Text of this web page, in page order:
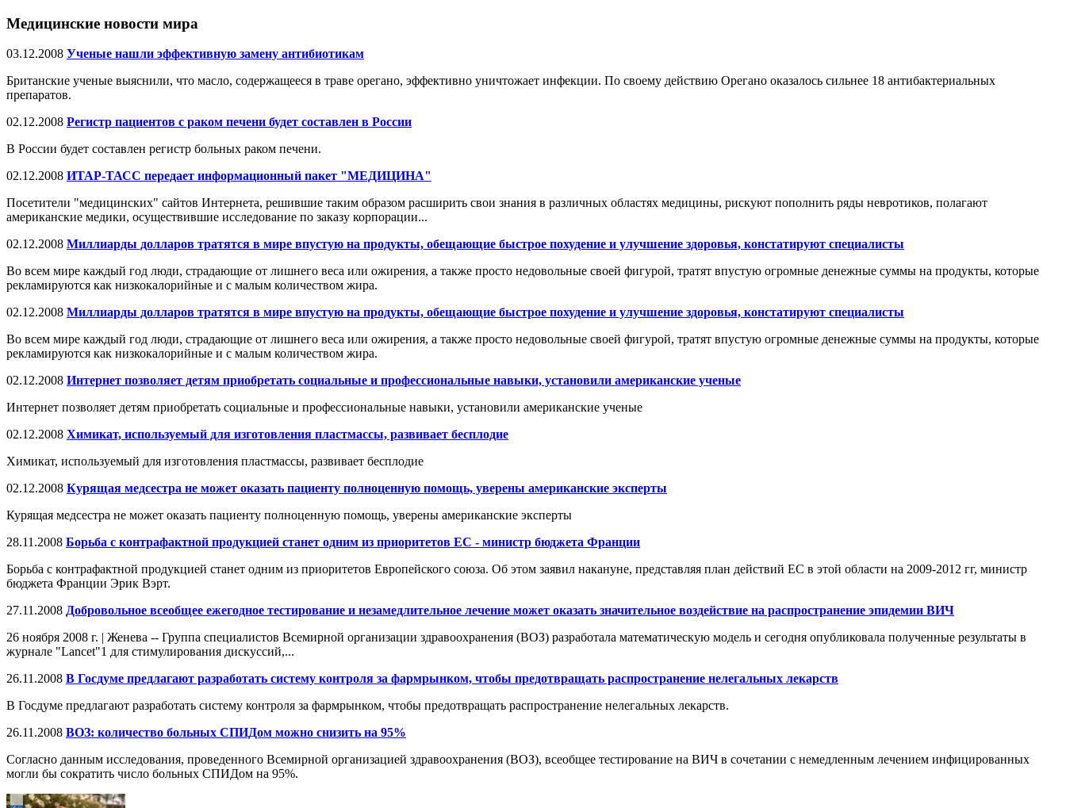
Медицинские новости мира
03.12.2008 Ученые нашли эффективную замену антибиотикам
Британские ученые выяснили, что масло, содержащееся в траве орегано, эффективно уничтожает инфекции. По своему действию Орегано оказалось сильнее 18 антибактериальных
препаратов.
02.12.2008 Регистр пациентов с раком печени будет составлен в России
В России будет составлен регистр больных раком печени.
02.12.2008 ИТАР-ТАСС передает информационный пакет "МЕДИЦИНА"
Посетители "медицинских" сайтов Интернета, решившие таким образом расширить свои знания в различных областях медицины, рискуют пополнить ряды невротиков, полагают
американские медики, осуществившие исследование по заказу корпорации...
02.12.2008 Миллиарды долларов тратятся в мире впустую на продукты, обещающие быстрое похудение и улучшение здоровья, констатируют специалисты
Во всем мире каждый год люди, страдающие от лишнего веса или ожирения, а также просто недовольные своей фигурой, тратят впустую огромные денежные суммы на продукты, которые
рекламируются как низкокалорийные и с малым количеством жира.
02.12.2008 Миллиарды долларов тратятся в мире впустую на продукты, обещающие быстрое похудение и улучшение здоровья, констатируют специалисты
Во всем мире каждый год люди, страдающие от лишнего веса или ожирения, а также просто недовольные своей фигурой, тратят впустую огромные денежные суммы на продукты, которые
рекламируются как низкокалорийные и с малым количеством жира.
02.12.2008 Интернет позволяет детям приобретать социальные и профессиональные навыки, установили американские ученые
Интернет позволяет детям приобретать социальные и профессиональные навыки, установили американские ученые
02.12.2008 Химикат, используемый для изготовления пластмассы, развивает бесплодие
Химикат, используемый для изготовления пластмассы, развивает бесплодие
02.12.2008 Курящая медсестра не может оказать пациенту полноценную помощь, уверены американские эксперты
Курящая медсестра не может оказать пациенту полноценную помощь, уверены американские эксперты
28.11.2008 Борьба с контрафактной продукцией станет одним из приоритетов ЕС - министр бюджета Франции
Борьба с контрафактной продукцией станет одним из приоритетов Европейского союза. Об этом заявил накануне, представляя план действий ЕС в этой области на 2009-2012 гг, министр
бюджета Франции Эрик Вэрт.
27.11.2008 Добровольное всеобщее ежегодное тестирование и незамедлительное лечение может оказать значительное воздействие на распространение эпидемии ВИЧ
26 ноября 2008 г. | Женева -- Группа специалистов Всемирной организации здравоохранения (ВОЗ) разработала математическую модель и сегодня опубликовала полученные результаты в
журнале "Lancet"1 для стимулирования дискуссий,...
26.11.2008 В Госдуме предлагают разработать систему контроля за фармрынком, чтобы предотвращать распространение нелегальных лекарств
В Госдуме предлагают разработать систему контроля за фармрынком, чтобы предотвращать распространение нелегальных лекарств.
26.11.2008 ВОЗ: количество больных СПИДом можно снизить на 95%
Согласно данным исследования, проведенного Всемирной организацией здравоохранения (ВОЗ), всеобщее тестирование на ВИЧ в сочетании с немедленным лечением инфицированных
могли бы сократить число больных СПИДом на 95%.